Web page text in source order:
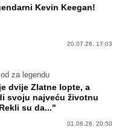
Kevin Keegan!
20.07.26. 17:03
za legendu
dvije Zlatne lopte, a
svoju najveću životnu
su da..."
01.06.26. 20:50